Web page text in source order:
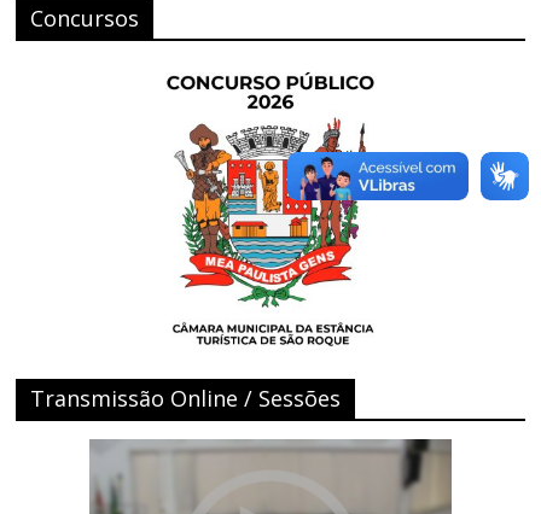
Concursos
Transmissão Online / Sessões